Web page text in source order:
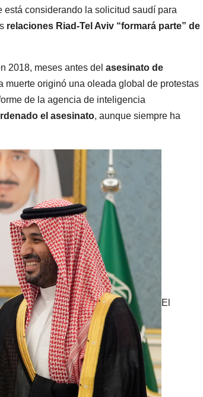
está considerando la solicitud saudí para
relaciones Riad-Tel Aviv “formará parte” de
2018, meses antes del asesinato de
muerte originó una oleada global de protestas
de la agencia de inteligencia
el asesinato, aunque siempre ha
El